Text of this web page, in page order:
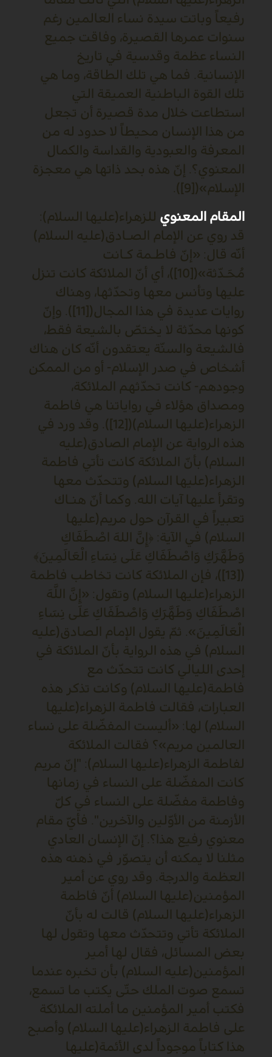
رفيعاً وباتت سيدة نساء العالمين رغم
سنوات عمرها القصيرة، وفاقت جميع
النساء عظمة وقدسية في تاريخ
الإنسانية. فما هي تلك الطاقة، وما هي
تلك القوة الباطنية العميقة التي
استطاعت خلال مدة قصيرة أن تجعل
من هذا الإنسان محيطاً لا حدود له من
المعرفة والعبودية والقداسة والكمال
المعنوي؟. إنّ هذه بحد ذاتها هي معجزة
الإسلام»([9]).
المقام المعنوي للزهراء(عليها السلام):
قد روي عن الإمام الصـادق(عليه السلام)
أنّه قال: «إنّ فاطـمة كـانت
مُحَـدّثة»([10])، أي أنّ الملائكة كانت تنزل
عليها وتأنس معها وتحدّثها، وهناك
روايات عديدة في هذا المجال([11]). وإنّ
كونها محدّثة لا يختصّ بالشيعة فقط،
فالشيعة والسنّة يعتقدون أنّه كان هناك
أشخاص في صدر الإسلام- أو من الممكن
وجودهم- كانت تحدّثهم الملائكة،
ومصداق هؤلاء في رواياتنا هي فاطمة
الزهراء(عليها السلام)([12]). وقد ورد في
هذه الرواية عن الإمام الصادق(عليه
السلام) بأنّ الملائكة كانت تأتي فاطمة
الزهراء(عليها السلام) وتتحدّث معها
وتقرأ عليها آيات الله. وكما أنّ هنـاك
تعبيراً في القرآن حول مريم(عليها
السلام) في الآية: ﴿إِنَّ اللهَ اصْطَفَاكِ
وَطَهَّرَكِ وَاصْطَفَاكِ عَلَى نِسَاءِ الْعَالَمِينَ﴾
([13])، فإن الملائكة كانت تخاطب فاطمة
الزهراء(عليها السلام) وتقول: «إِنَّ اللَّهَ
اصْطَفَاكِ وَطَهَّرَكِ وَاصْطَفَاكِ عَلَى نِسَاءِ
الْعَالَمِينَ». ثمّ يقول الإمام الصادق(عليه
السلام) في هذه الرواية بأنّ الملائكة في
إحدى الليالي كانت تتحدّث مع
فاطمة(عليها السلام) وكانت تذكر هذه
العبارات، فقالت فاطمة الزهراء(عليها
السلام) لها: «أليست المفضّلة على نساء
العالمين مريم»؟ فقالت الملائكة
لفاطمة الزهراء(عليها السلام): "إنّ مريم
كانت المفضّلة على النساء في زمانها
وفاطمة مفضّلة على النساء في كلّ
الأزمنة من الأوّلين والآخرين". فأيّ مقام
معنوي رفيع هذا؟. إنّ الإنسان العادي
مثلنا لا يمكنه أن يتصوّر في ذهنه هذه
العظمة والدرجة. وقد روي عن أمير
المؤمنين(عليها السلام) أنّ فاطمة
الزهراء(عليها السلام) قالت له بأنّ
الملائكة تأتي وتتحدّث معها وتقول لها
بعض المسائل، فقال لها أمير
المؤمنين(عليه السلام) بأن تخبره عندما
تسمع صوت الملك حتّى يكتب ما تسمع،
فكتب أمير المؤمنين ما أملته الملائكة
على فاطمة الزهراء(عليها السلام) وأصبح
هذا كتاباً موجوداً لدى الأئمة(عليها